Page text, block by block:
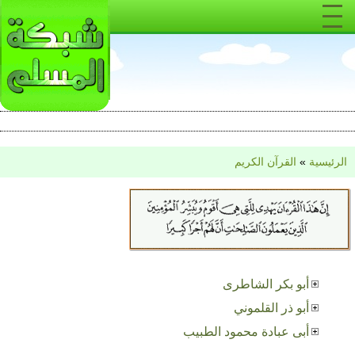
الرئيسية » القرآن الكريم
أبو بكر الشاطرى
أبو ذر القلموني
أبى عبادة محمود الطبيب